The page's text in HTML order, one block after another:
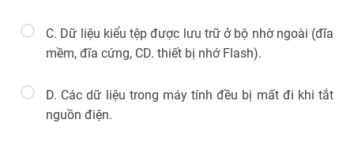
C. Dữ liệu kiểu tệp được lưu trữ ở bộ nhờ ngoài (đĩa
mềm, đĩa cứng, CD. thiết bị nhớ Flash).
D. Các dữ liệu trong máy tính đều bị mất đi khi tắt
nguồn điện.